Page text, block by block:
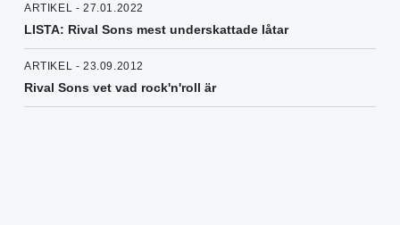
ARTIKEL - 27.01.2022
LISTA: Rival Sons mest underskattade låtar
ARTIKEL - 23.09.2012
Rival Sons vet vad rock'n'roll är